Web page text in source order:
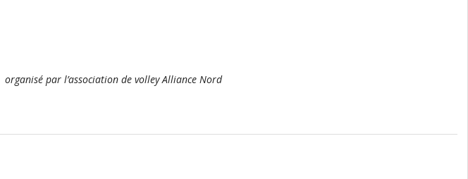
organisé par l’association de volley Alliance Nord